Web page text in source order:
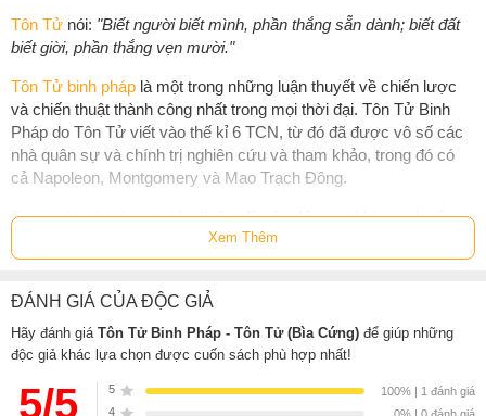
Tôn Tử nói: "Biết người biết mình, phần thắng sẵn dành; biết đất
biết giời, phần thắng vẹn mười."
Tôn Tử binh pháp là một trong những luận thuyết về chiến lược
và chiến thuật thành công nhất trong mọi thời đại. Tôn Tử Binh
Pháp do Tôn Tử viết vào thế kỉ 6 TCN, từ đó đã được vô số các
nhà quân sự và chính trị nghiên cứu và tham khảo, trong đó có
cả Napoleon, Montgomery và Mao Trạch Đông.
Được chia thành mười ba thiên, đề cập đến mọi khía cạnh của
chiến tranh, luận thuyết của Tôn Tử đến nay vẫn còn giá trị sâu
sắc không kém gì thời xưa. Chiến thuật linh hoạt, khả năng ứng
tình hình quân địch là những yếu tố cần thiết để dẫn đến thành
công.Tôn Tử binh phápsẽ có ích cho bạn trong mọi cuộc cạnh
tranh, dù là ở lĩnh vực kinh doanh, thể thao hay chính trị.
Tôn Tử binh pháp bao gồm các thiên:
Xem Thêm
ĐÁNH GIÁ CỦA ĐỘC GIẢ
Hãy đánh giá Tôn Tử Binh Pháp - Tôn Tử (Bìa Cứng) để giúp những
độc giả khác lựa chọn được cuốn sách phù hợp nhất!
5/5 5
100% | 1 đánh giá
4
0% | 0 đánh giá